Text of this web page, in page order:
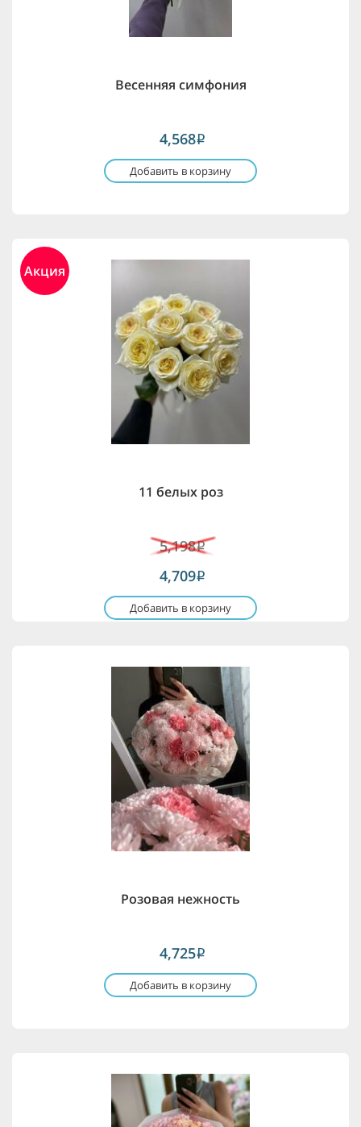
Весенняя симфония
4,568i
Добавить в корзину
Акция
11 белых роз
5,198i
4,709i
Добавить в корзину
Розовая нежность
4,725i
Добавить в корзину